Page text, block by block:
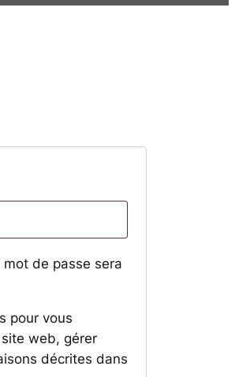
de passe sera
pour vous
web, gérer
décrites dans